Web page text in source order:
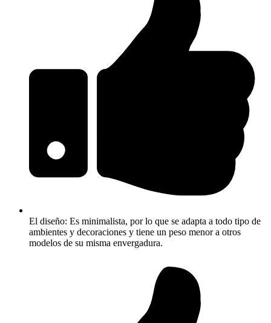
El diseño: Es minimalista, por lo que se adapta a todo tipo de
ambientes y decoraciones y tiene un peso menor a otros
modelos de su misma envergadura.